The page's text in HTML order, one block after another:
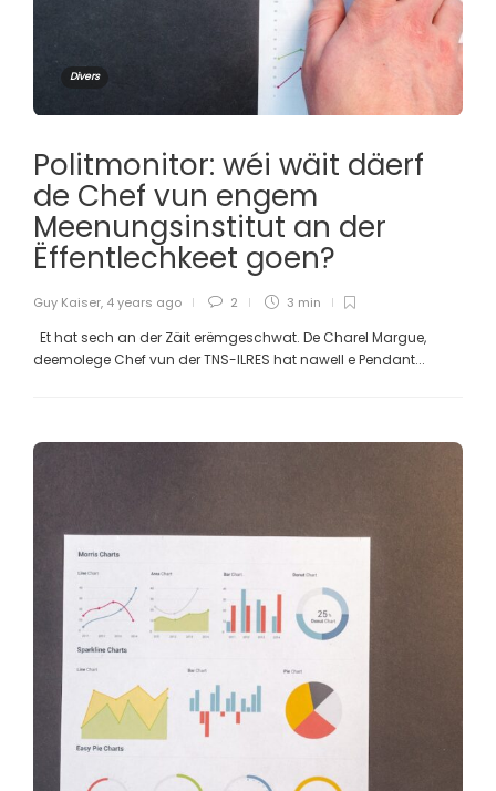
Divers
Politmonitor: wéi wäit däerf
de Chef vun engem
Meenungsinstitut an der
Ëffentlechkeet goen?
Guy Kaiser, 4 years ago 2 3 min
Et hat sech an der Zäit erëmgeschwat. De Charel Margue,
deemolege Chef vun der TNS-ILRES hat nawell e Pendant...